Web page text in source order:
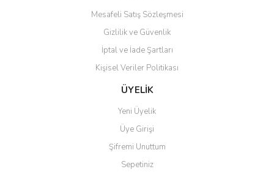
Mesafeli Satış Sözleşmesi
Gizlilik ve Güvenlik
İptal ve İade Şartları
Kişisel Veriler Politikası
ÜYELİK
Yeni Üyelik
Üye Girişi
Şifremi Unuttum
Sepetiniz